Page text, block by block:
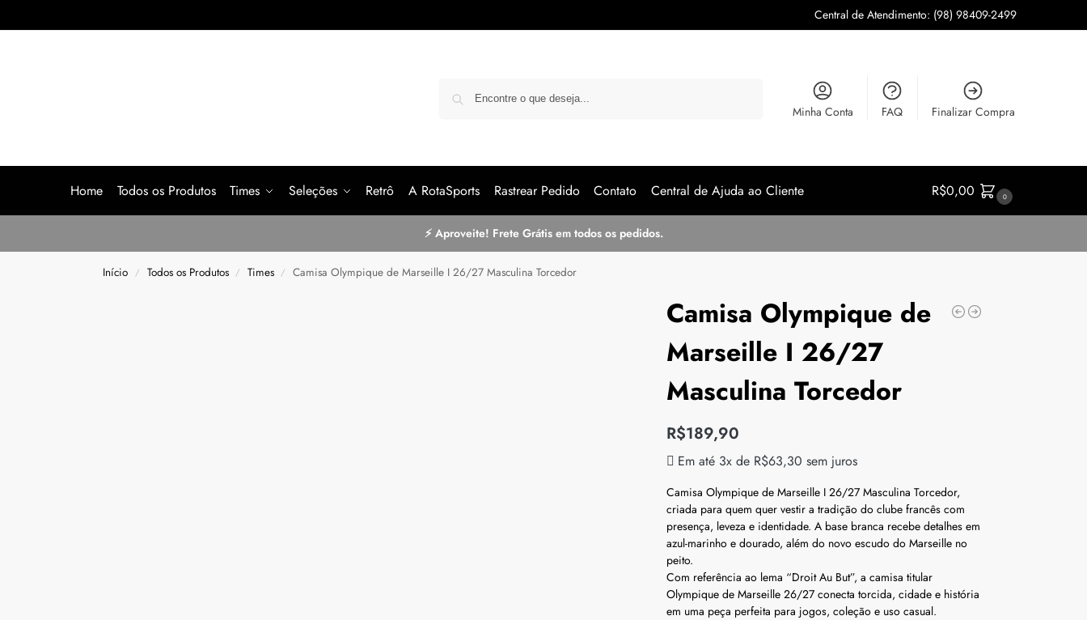
Central de Atendimento: (98) 98409-2499
Minha Conta FAQ Finalizar Compra
Home Todos os Produtos Times Seleções Retrô A RotaSports Rastrear Pedido Contato Central de Ajuda ao Cliente R$0,00 0
⚡ Aproveite! Frete Grátis em todos os pedidos.
Início / Todos os Produtos / Times / Camisa Olympique de Marseille I 26/27 Masculina Torcedor
Camisa Olympique de
Marseille I 26/27
Masculina Torcedor
R$189,90
Em até 3x de R$63,30 sem juros
Camisa Olympique de Marseille I 26/27 Masculina Torcedor,
criada para quem quer vestir a tradição do clube francês com
presença, leveza e identidade. A base branca recebe detalhes em
azul-marinho e dourado, além do novo escudo do Marseille no
peito.
Com referência ao lema “Droit Au But”, a camisa titular
Olympique de Marseille 26/27 conecta torcida, cidade e história
em uma peça perfeita para jogos, coleção e uso casual.